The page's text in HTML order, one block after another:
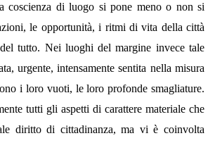
coscienza di luogo si pone meno o non si
le opportunità, i ritmi di vita della città
tutto. Nei luoghi del margine invece tale
urgente, intensamente sentita nella misura
i loro vuoti, le loro profonde smagliature.
tutti gli aspetti di carattere materiale che
diritto di cittadinanza, ma vi è coinvolta